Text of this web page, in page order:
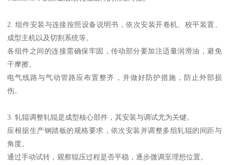
2. 组件安装与连接按照设备说明书，依次安装开卷机、校平装置、
成型主机以及切割系统等。
各组件之间的连接需确保牢固，传动部分要加注适量润滑油，避免
干摩擦。
电气线路与气动管路应布置整齐，并做好防护措施，防止外部损
伤。
3. 轧辊调整轧辊是成型核心部件，其安装与调试尤为关键。
应根据生产钢踏板的规格要求，依次安装并调整多组轧辊的间距与
角度。
通过手动试转，观察辊压过程是否平稳，逐步微调至理想位置。